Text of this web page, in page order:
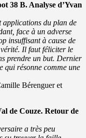
38 B. Analyse d’Yvan
applications du plan de
face à un adverse
insuffisant à cause de
Il faut féliciter le
prendre un but. Dernier
qui résonne comme une
Bérenguer et
de Couze. Retour de
a très peu